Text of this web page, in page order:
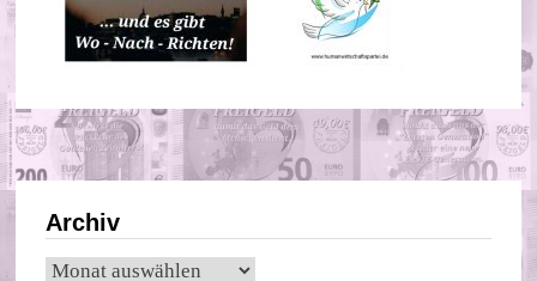
Archiv
Archiv